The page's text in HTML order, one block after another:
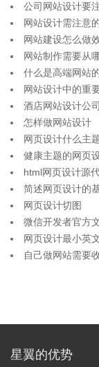
公司网站设计要
网站设计需注意
网站建设怎么做
网站制作需要从
什么是高端网站
网站设计中的重
酒店网站设计公司
怎样做网站设计
网页设计什么主
健康主题的网页
html网页设计源
简述网页设计的
网页设计切图
微信开发者官方
网页设计最小英
自己做网站需要
星翼的优势